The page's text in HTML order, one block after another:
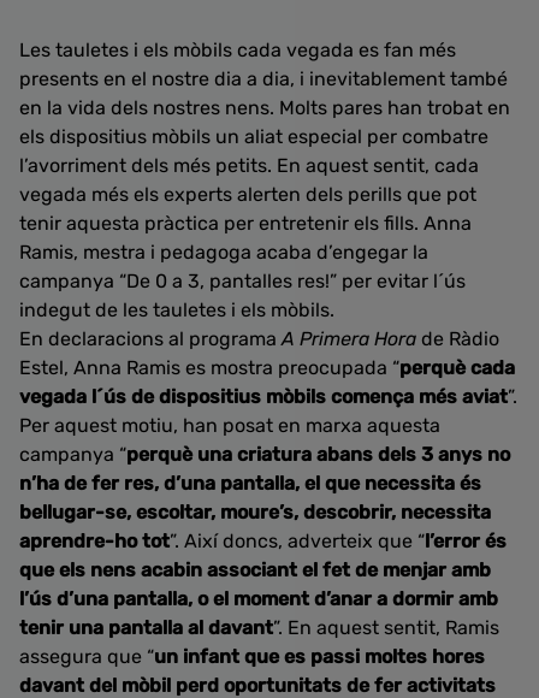
Les tauletes i els mòbils cada vegada es fan més
presents en el nostre dia a dia, i inevitablement també
en la vida dels nostres nens. Molts pares han trobat en
els dispositius mòbils un aliat especial per combatre
l’avorriment dels més petits. En aquest sentit, cada
vegada més els experts alerten dels perills que pot
tenir aquesta pràctica per entretenir els fills. Anna
Ramis, mestra i pedagoga acaba d’engegar la
campanya “De 0 a 3, pantalles res!” per evitar l´ús
indegut de les tauletes i els mòbils.
En declaracions al programaA Primera Hora de Ràdio
Estel, Anna Ramis es mostra preocupada “perquè cada
vegada l´ús de dispositius mòbils comença més aviat”.
Per aquest motiu, han posat en marxa aquesta
campanya “perquè una criatura abans dels 3 anys no
n’ha de fer res, d’una pantalla, el que necessita és
bellugar-se, escoltar, moure’s, descobrir, necessita
aprendre-ho tot”. Així doncs, adverteix que “l’error és
que els nens acabin associant el fet de menjar amb
l’ús d’una pantalla, o el moment d’anar a dormir amb
tenir una pantalla al davant”. En aquest sentit, Ramis
assegura que “un infant que es passi moltes hores
davant del mòbil perd oportunitats de fer activitats